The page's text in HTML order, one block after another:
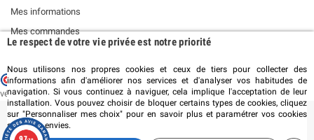
Le respect de votre vie privée est notre priorité
Nous utilisons nos propres cookies et ceux de tiers pour collecter des
informations afin d'améliorer nos services et d'analyser vos habitudes de
navigation. Si vous continuez à naviguer, cela implique l'acceptation de leur
installation. Vous pouvez choisir de bloquer certains types de cookies, cliquez
sur "Personnaliser mes choix" pour en savoir plus et paramétrer vos cookies
selon vos envies.
Mes informations
Mes commandes
Marchand approuvé par la Société des Avis Garantis,cliquez ici pour
vérifier.
©2019 PLANÈTE AIR - SAS ENTROPIE - Tous droits réservés